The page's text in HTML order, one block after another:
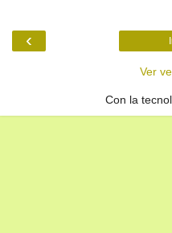
‹
Ver
Con la